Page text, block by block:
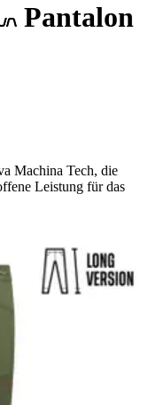
Pantalon
Machina Tech, die
Leistung für das